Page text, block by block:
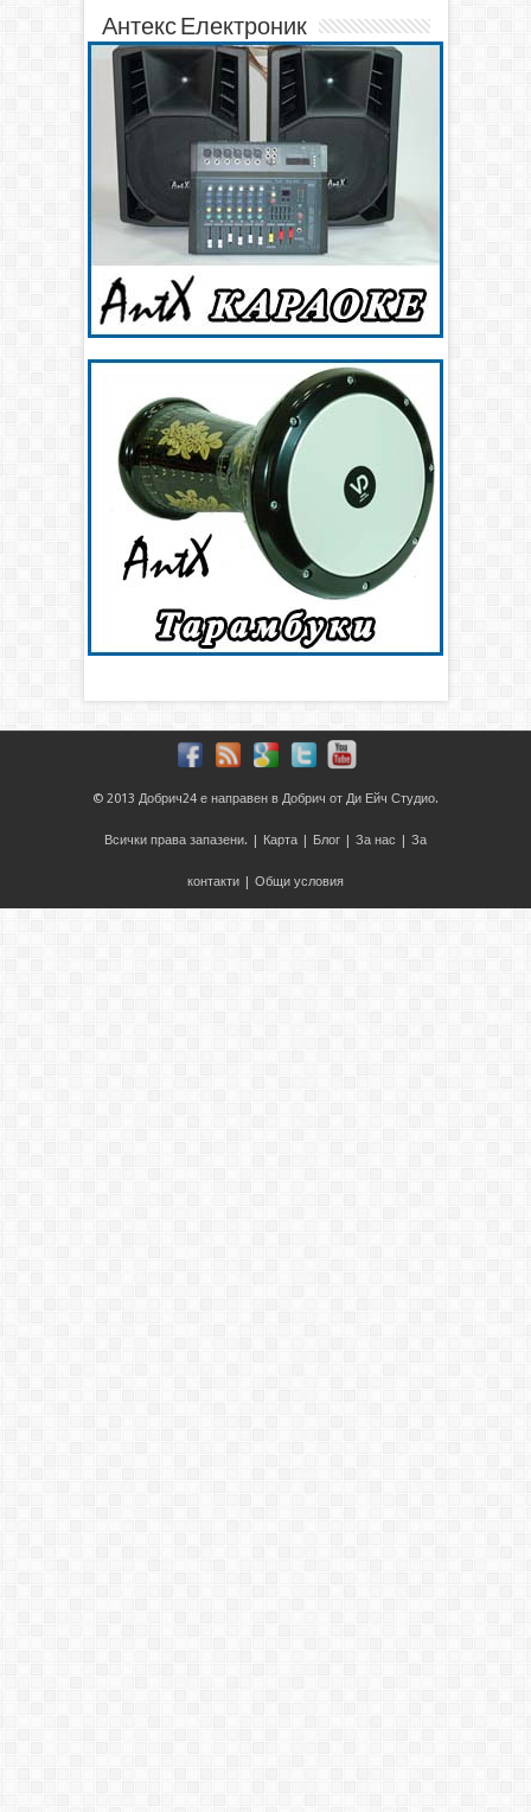
Антекс Електроник
© 2013 Добрич24 е направен в Добрич от Ди Ейч Студио.
Всички права запазени. | Карта | Блог | За нас | За
контакти | Общи условия